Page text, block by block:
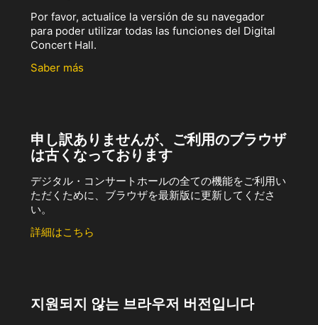
Por favor, actualice la versión de su navegador
para poder utilizar todas las funciones del Digital
Concert Hall.
Saber más
申し訳ありませんが、ご利用のブラウザ
は古くなっております
デジタル・コンサートホールの全ての機能をご利用い
ただくために、ブラウザを最新版に更新してくださ
い。
詳細はこちら
지원되지 않는 브라우저 버전입니다